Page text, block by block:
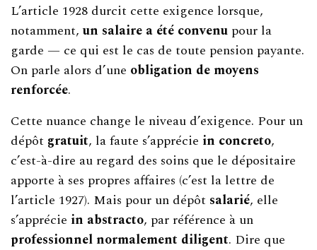
L’article 1928 durcit cette exigence lorsque,
notamment,un salaire a été convenu pour la
garde — ce qui est le cas de toute pension payante.
On parle alors d’une obligation de moyens
renforcée.
Cette nuance change le niveau d’exigence. Pour un
dépôt gratuit, la faute s’apprécie in concreto,
c’est-à-dire au regard des soins que le dépositaire
apporte à ses propres affaires (c’est la lettre de
l’article 1927). Mais pour un dépôt salarié, elle
s’apprécie in abstracto, par référence à un
professionnel normalement diligent. Dire que